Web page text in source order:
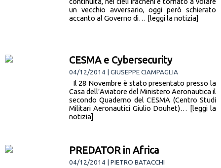
un vecchio avversario, oggi però schierato
accanto al Governo di… [leggi la notizia]
CESMA e Cybersecurity
04/12/2014 | GIUSEPPE CIAMPAGLIA
Il 28 Novembre è stato presentato presso la
Casa dell’Aviatore del Ministero Aeronautica il
secondo Quaderno del CESMA (Centro Studi
Militari Aeronautici Giulio Douhet)… [leggi la
notizia]
PREDATOR in Africa
04/12/2014 | PIETRO BATACCHI